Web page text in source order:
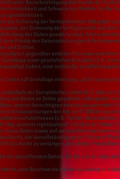
unter Berücksichtigung des Stands der
und Schwere des Risikos für die
zu gewährleisten.
die Sicherung der Vertraulichkeit, Integrität
der Sicherung der Verfügbarkeit und
der Daten gewährleisten. Ferner
Prinzip des Datenschutzes durch
und Dritten
Daten gegenüber anderen Personen und
einer gesetzlichen Erlaubnis (z.B.
haben, eine rechtliche Verpflichtung
Daten auf Grundlage eines sog.
der Europäischen Union (EU) oder
von Daten an Dritte geschieht, erfolgt dies
unserer berechtigten Interessen
Voraussetzungen der Art. 44 ff. DSGVO
Datenschutzniveaus (z.B. für die USA durch
general-rightssubject">Rechte der
diese Daten sowie auf weitere Informationen
Recht, die Vervollständigung der Sie
das Recht zu verlangen, dass betreffende
Sie betreffenden Daten, die Sie uns
Recht, eine Beschwerde bei der zuständigen